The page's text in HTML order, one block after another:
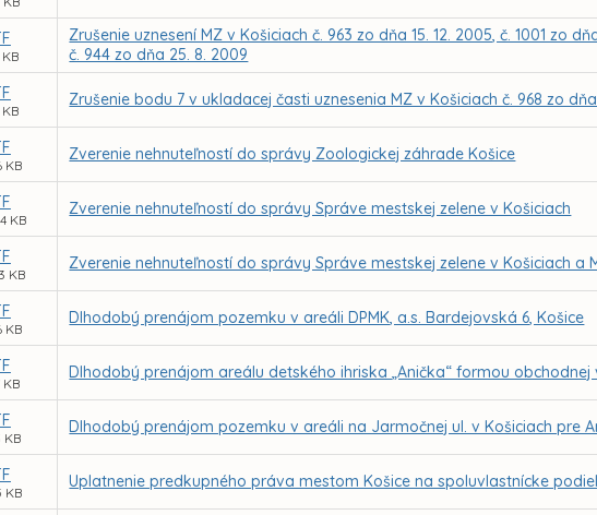
KB
Zrušenie uznesení MZ v Košiciach č. 963 zo dňa 15. 12. 2005, č. 1001 zo
č. 944 zo dňa 25. 8. 2009
KB
Zrušenie bodu 7 v ukladacej časti uznesenia MZ v Košiciach č. 968 zo
KB
Zverenie nehnuteľností do správy Zoologickej záhrade Košice
KB
Zverenie nehnuteľností do správy Správe mestskej zelene v Košiciach
KB
Zverenie nehnuteľností do správy Správe mestskej zelene v Košiciach a
KB
Dlhodobý prenájom pozemku v areáli DPMK, a.s. Bardejovská 6, Košice
KB
Dlhodobý prenájom areálu detského ihriska „Anička“ formou obchodnej
KB
Dlhodobý prenájom pozemku v areáli na Jarmočnej ul. v Košiciach pre
KB
Uplatnenie predkupného práva mestom Košice na spoluvlastnícke